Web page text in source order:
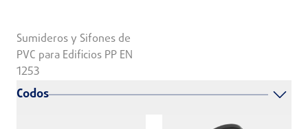
Sumideros y Sifones de
PVC para Edificios PP EN
1253
Codos